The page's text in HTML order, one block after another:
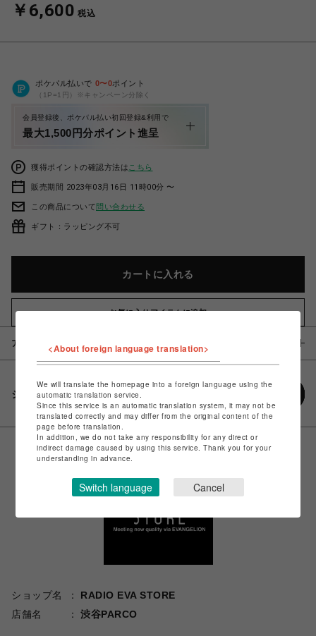
￥6,600 税込
ポケパル払いで 0〜0ポイント
（1P=1円）※キャンペーン分除く
会員登録後、ポケパル払い初回登録&利用で
最大1,500円分ポイント進呈
獲得ポイントの確認方法は こちら
販売期間 2023年03月16日 11時00分 〜
この商品について問い合わせる
ギフト：ラッピング不可
カートに入れる
お気に入りアイテムに追加
アイテム説明 / 素材
シェアする
ショップ名
RADIO EVA STORE
店舗名
渋谷PARCO
<About foreign language translation>
We will translate the homepage into a foreign language using the
automatic translation service.
Since this service is an automatic translation system, it may not be
translated correctly and may differ from the original content of the
page before translation.
In addition, we do not take any responsibility for any direct or
indirect damage caused by using this service. Thank you for your
understanding in advance.
Switch language Cancel